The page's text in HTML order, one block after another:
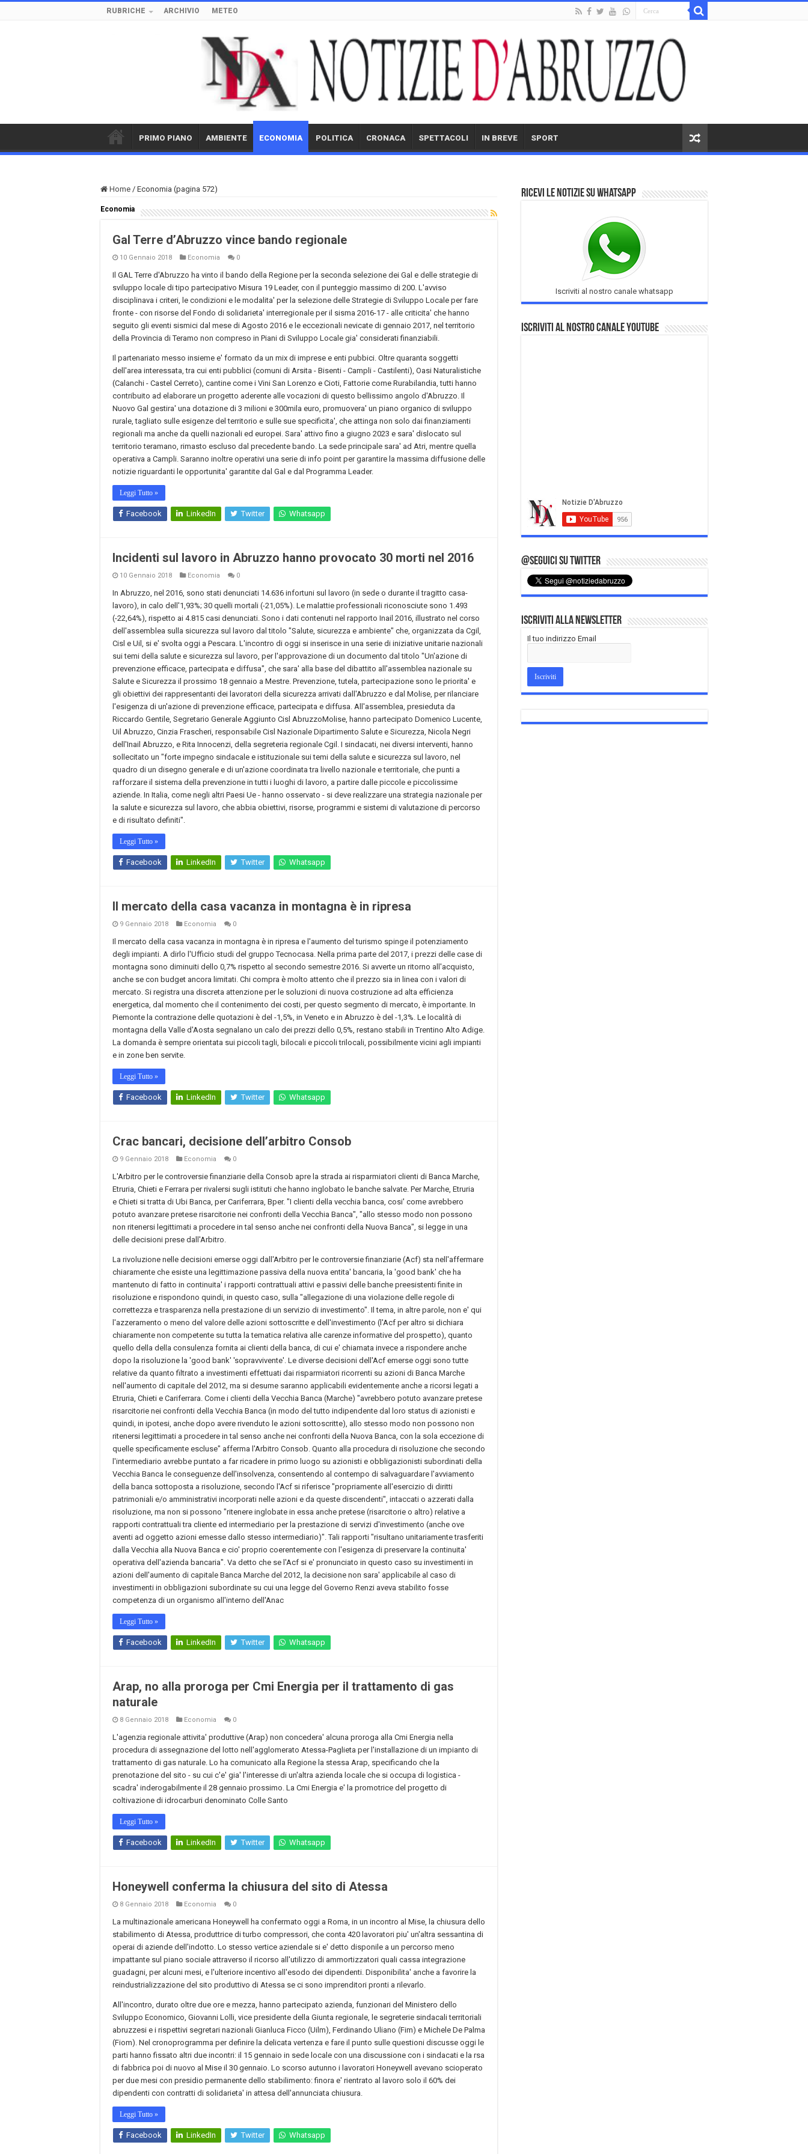
RUBRICHE ARCHIVIO METEO
PRIMO PIANO AMBIENTE ECONOMIA POLITICA CRONACA SPETTACOLI IN BREVE SPORT
Home / Economia (pagina 572)
Economia
Gal Terre d’Abruzzo vince bando regionale
10 Gennaio 2018 Economia 0
Il GAL Terre d'Abruzzo ha vinto il bando della Regione per la seconda selezione dei Gal e delle strategie di
sviluppo locale di tipo partecipativo Misura 19 Leader, con il punteggio massimo di 200. L'avviso
disciplinava i criteri, le condizioni e le modalita' per la selezione delle Strategie di Sviluppo Locale per fare
fronte - con risorse del Fondo di solidarieta' interregionale per il sisma 2016-17 - alle criticita' che hanno
seguito gli eventi sismici dal mese di Agosto 2016 e le eccezionali nevicate di gennaio 2017, nel territorio
della Provincia di Teramo non compreso in Piani di Sviluppo Locale gia' considerati finanziabili.
Il partenariato messo insieme e' formato da un mix di imprese e enti pubbici. Oltre quaranta soggetti
dell'area interessata, tra cui enti pubblici (comuni di Arsita - Bisenti - Campli - Castilenti), Oasi Naturalistiche
(Calanchi - Castel Cerreto), cantine come i Vini San Lorenzo e Cioti, Fattorie come Rurabilandia, tutti hanno
contribuito ad elaborare un progetto aderente alle vocazioni di questo bellissimo angolo d'Abruzzo. Il
Nuovo Gal gestira' una dotazione di 3 milioni e 300mila euro, promuovera' un piano organico di sviluppo
rurale, tagliato sulle esigenze del territorio e sulle sue specificita', che attinga non solo dai finanziamenti
regionali ma anche da quelli nazionali ed europei. Sara' attivo fino a giugno 2023 e sara' dislocato sul
territorio teramano, rimasto escluso dal precedente bando. La sede principale sara' ad Atri, mentre quella
operativa a Campli. Saranno inoltre operativi una serie di info point per garantire la massima diffusione delle
notizie riguardanti le opportunita' garantite dal Gal e dal Programma Leader.
Leggi Tutto »
Facebook LinkedIn Twitter Whatsapp
Incidenti sul lavoro in Abruzzo hanno provocato 30 morti nel 2016
10 Gennaio 2018 Economia 0
In Abruzzo, nel 2016, sono stati denunciati 14.636 infortuni sul lavoro (in sede o durante il tragitto casa-
lavoro), in calo dell'1,93%; 30 quelli mortali (-21,05%). Le malattie professionali riconosciute sono 1.493
(-22,64%), rispetto ai 4.815 casi denunciati. Sono i dati contenuti nel rapporto Inail 2016, illustrato nel corso
dell'assemblea sulla sicurezza sul lavoro dal titolo "Salute, sicurezza e ambiente" che, organizzata da Cgil,
Cisl e Uil, si e' svolta oggi a Pescara. L'incontro di oggi si inserisce in una serie di iniziative unitarie nazionali
sui temi della salute e sicurezza sul lavoro, per l'approvazione di un documento dal titolo "Un'azione di
prevenzione efficace, partecipata e diffusa", che sara' alla base del dibattito all'assemblea nazionale su
Salute e Sicurezza il prossimo 18 gennaio a Mestre. Prevenzione, tutela, partecipazione sono le priorita' e
gli obiettivi dei rappresentanti dei lavoratori della sicurezza arrivati dall'Abruzzo e dal Molise, per rilanciare
l'esigenza di un'azione di prevenzione efficace, partecipata e diffusa. All'assemblea, presieduta da
Riccardo Gentile, Segretario Generale Aggiunto Cisl AbruzzoMolise, hanno partecipato Domenico Lucente,
Uil Abruzzo, Cinzia Frascheri, responsabile Cisl Nazionale Dipartimento Salute e Sicurezza, Nicola Negri
dell'Inail Abruzzo, e Rita Innocenzi, della segreteria regionale Cgil. I sindacati, nei diversi interventi, hanno
sollecitato un "forte impegno sindacale e istituzionale sui temi della salute e sicurezza sul lavoro, nel
quadro di un disegno generale e di un'azione coordinata tra livello nazionale e territoriale, che punti a
rafforzare il sistema della prevenzione in tutti i luoghi di lavoro, a partire dalle piccole e piccolissime
aziende. In Italia, come negli altri Paesi Ue - hanno osservato - si deve realizzare una strategia nazionale per
la salute e sicurezza sul lavoro, che abbia obiettivi, risorse, programmi e sistemi di valutazione di percorso
e di risultato definiti".
Leggi Tutto »
Facebook LinkedIn Twitter Whatsapp
Il mercato della casa vacanza in montagna è in ripresa
9 Gennaio 2018 Economia 0
Il mercato della casa vacanza in montagna è in ripresa e l'aumento del turismo spinge il potenziamento
degli impianti. A dirlo l'Ufficio studi del gruppo Tecnocasa. Nella prima parte del 2017, i prezzi delle case di
montagna sono diminuiti dello 0,7% rispetto al secondo semestre 2016. Si avverte un ritorno all'acquisto,
anche se con budget ancora limitati. Chi compra è molto attento che il prezzo sia in linea con i valori di
mercato. Si registra una discreta attenzione per le soluzioni di nuova costruzione ad alta efficienza
energetica, dal momento che il contenimento dei costi, per questo segmento di mercato, è importante. In
Piemonte la contrazione delle quotazioni è del -1,5%, in Veneto e in Abruzzo è del -1,3%. Le località di
montagna della Valle d'Aosta segnalano un calo dei prezzi dello 0,5%, restano stabili in Trentino Alto Adige.
La domanda è sempre orientata sui piccoli tagli, bilocali e piccoli trilocali, possibilmente vicini agli impianti
e in zone ben servite.
Leggi Tutto »
Facebook LinkedIn Twitter Whatsapp
Crac bancari, decisione dell’arbitro Consob
9 Gennaio 2018 Economia 0
L'Arbitro per le controversie finanziarie della Consob apre la strada ai risparmiatori clienti di Banca Marche,
Etruria, Chieti e Ferrara per rivalersi sugli istituti che hanno inglobato le banche salvate. Per Marche, Etruria
e Chieti si tratta di Ubi Banca, per Cariferrara, Bper. "I clienti della vecchia banca, cosi' come avrebbero
potuto avanzare pretese risarcitorie nei confronti della Vecchia Banca", "allo stesso modo non possono
non ritenersi legittimati a procedere in tal senso anche nei confronti della Nuova Banca", si legge in una
delle decisioni prese dall'Arbitro.
La rivoluzione nelle decisioni emerse oggi dall'Arbitro per le controversie finanziarie (Acf) sta nell'affermare
chiaramente che esiste una legittimazione passiva della nuova entita' bancaria, la 'good bank' che ha
mantenuto di fatto in continuita' i rapporti contrattuali attivi e passivi delle banche preesistenti finite in
risoluzione e rispondono quindi, in questo caso, sulla "allegazione di una violazione delle regole di
correttezza e trasparenza nella prestazione di un servizio di investimento". Il tema, in altre parole, non e' qui
l'azzeramento o meno del valore delle azioni sottoscritte e dell'investimento (l'Acf per altro si dichiara
chiaramente non competente su tutta la tematica relativa alle carenze informative del prospetto), quanto
quello della della consulenza fornita ai clienti della banca, di cui e' chiamata invece a rispondere anche
dopo la risoluzione la 'good bank' 'sopravvivente'. Le diverse decisioni dell'Acf emerse oggi sono tutte
relative da quanto filtrato a investimenti effettuati dai risparmiatori ricorrenti su azioni di Banca Marche
nell'aumento di capitale del 2012, ma si desume saranno applicabili evidentemente anche a ricorsi legati a
Etruria, Chieti e Cariferrara. Come i clienti della Vecchia Banca (Marche) "avrebbero potuto avanzare pretese
risarcitorie nei confronti della Vecchia Banca (in modo del tutto indipendente dal loro status di azionisti e
quindi, in ipotesi, anche dopo avere rivenduto le azioni sottoscritte), allo stesso modo non possono non
ritenersi legittimati a procedere in tal senso anche nei confronti della Nuova Banca, con la sola eccezione di
quelle specificamente escluse" afferma l'Arbitro Consob. Quanto alla procedura di risoluzione che secondo
l'intermediario avrebbe puntato a far ricadere in primo luogo su azionisti e obbligazionisti subordinati della
Vecchia Banca le conseguenze dell'insolvenza, consentendo al contempo di salvaguardare l'avviamento
della banca sottoposta a risoluzione, secondo l'Acf si riferisce "propriamente all'esercizio di diritti
patrimoniali e/o amministrativi incorporati nelle azioni e da queste discendenti", intaccati o azzerati dalla
risoluzione, ma non si possono "ritenere inglobate in essa anche pretese (risarcitorie o altro) relative a
rapporti contrattuali tra cliente ed intermediario per la prestazione di servizi d'investimento (anche ove
aventi ad oggetto azioni emesse dallo stesso intermediario)". Tali rapporti "risultano unitariamente trasferiti
dalla Vecchia alla Nuova Banca e cio' proprio coerentemente con l'esigenza di preservare la continuita'
operativa dell'azienda bancaria". Va detto che se l'Acf si e' pronunciato in questo caso su investimenti in
azioni dell'aumento di capitale Banca Marche del 2012, la decisione non sara' applicabile al caso di
investimenti in obbligazioni subordinate su cui una legge del Governo Renzi aveva stabilito fosse
competenza di un organismo all'interno dell'Anac
Leggi Tutto »
Facebook LinkedIn Twitter Whatsapp
Arap, no alla proroga per Cmi Energia per il trattamento di gas
naturale
8 Gennaio 2018 Economia 0
L'agenzia regionale attivita' produttive (Arap) non concedera' alcuna proroga alla Cmi Energia nella
procedura di assegnazione del lotto nell'agglomerato Atessa-Paglieta per l'installazione di un impianto di
trattamento di gas naturale. Lo ha comunicato alla Regione la stessa Arap, specificando che la
prenotazione del sito - su cui c'e' gia' l'interesse di un'altra azienda locale che si occupa di logistica -
scadra' inderogabilmente il 28 gennaio prossimo. La Cmi Energia e' la promotrice del progetto di
coltivazione di idrocarburi denominato Colle Santo
Leggi Tutto »
Facebook LinkedIn Twitter Whatsapp
Honeywell conferma la chiusura del sito di Atessa
8 Gennaio 2018 Economia 0
La multinazionale americana Honeywell ha confermato oggi a Roma, in un incontro al Mise, la chiusura dello
stabilimento di Atessa, produttrice di turbo compressori, che conta 420 lavoratori piu' un'altra sessantina di
operai di aziende dell'indotto. Lo stesso vertice aziendale si e' detto disponile a un percorso meno
impattante sul piano sociale attraverso il ricorso all'utilizzo di ammortizzatori quali cassa integrazione
guadagni, per alcuni mesi, e l'ulteriore incentivo all'esodo dei dipendenti. Disponibilita' anche a favorire la
reindustrializzazione del sito produttivo di Atessa se ci sono imprenditori pronti a rilevarlo.
All'incontro, durato oltre due ore e mezza, hanno partecipato azienda, funzionari del Ministero dello
Sviluppo Economico, Giovanni Lolli, vice presidente della Giunta regionale, le segreterie sindacali territoriali
abruzzesi e i rispettivi segretari nazionali Gianluca Ficco (Uilm), Ferdinando Uliano (Fim) e Michele De Palma
(Fiom). Nel cronoprogramma per definire la delicata vertenza e fare il punto sulle questioni discusse oggi le
parti hanno fissato altri due incontri: il 15 gennaio in sede locale con una discussione con i sindacati e la rsa
di fabbrica poi di nuovo al Mise il 30 gennaio. Lo scorso autunno i lavoratori Honeywell avevano scioperato
per due mesi con presidio permanente dello stabilimento: finora e' rientrato al lavoro solo il 60% dei
dipendenti con contratti di solidarieta' in attesa dell'annunciata chiusura.
Leggi Tutto »
Facebook LinkedIn Twitter Whatsapp
Ricevi le notizie su Whatsapp
Iscriviti al nostro canale whatsapp
Iscriviti al nostro Canale Youtube
@Seguici su Twitter
Iscriviti alla Newsletter
Il tuo indirizzo Email